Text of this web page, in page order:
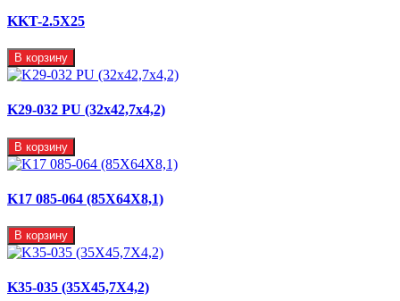
KKT-2.5X25
В корзину
K29-032 PU (32x42,7x4,2)
В корзину
K17 085-064 (85X64X8,1)
В корзину
K35-035 (35X45,7X4,2)